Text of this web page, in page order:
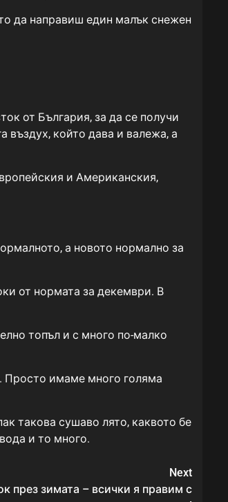
да направиш един малък снежен
от България, за да се получи
въздух, който дава и валежа, а
и Американския,
а новото нормално за
от нормата за декември. В
топъл и с много по-малко
Просто имаме много голяма
такова сушаво лято, каквото бе
и то много.
Next
през зимата – всички я правим с